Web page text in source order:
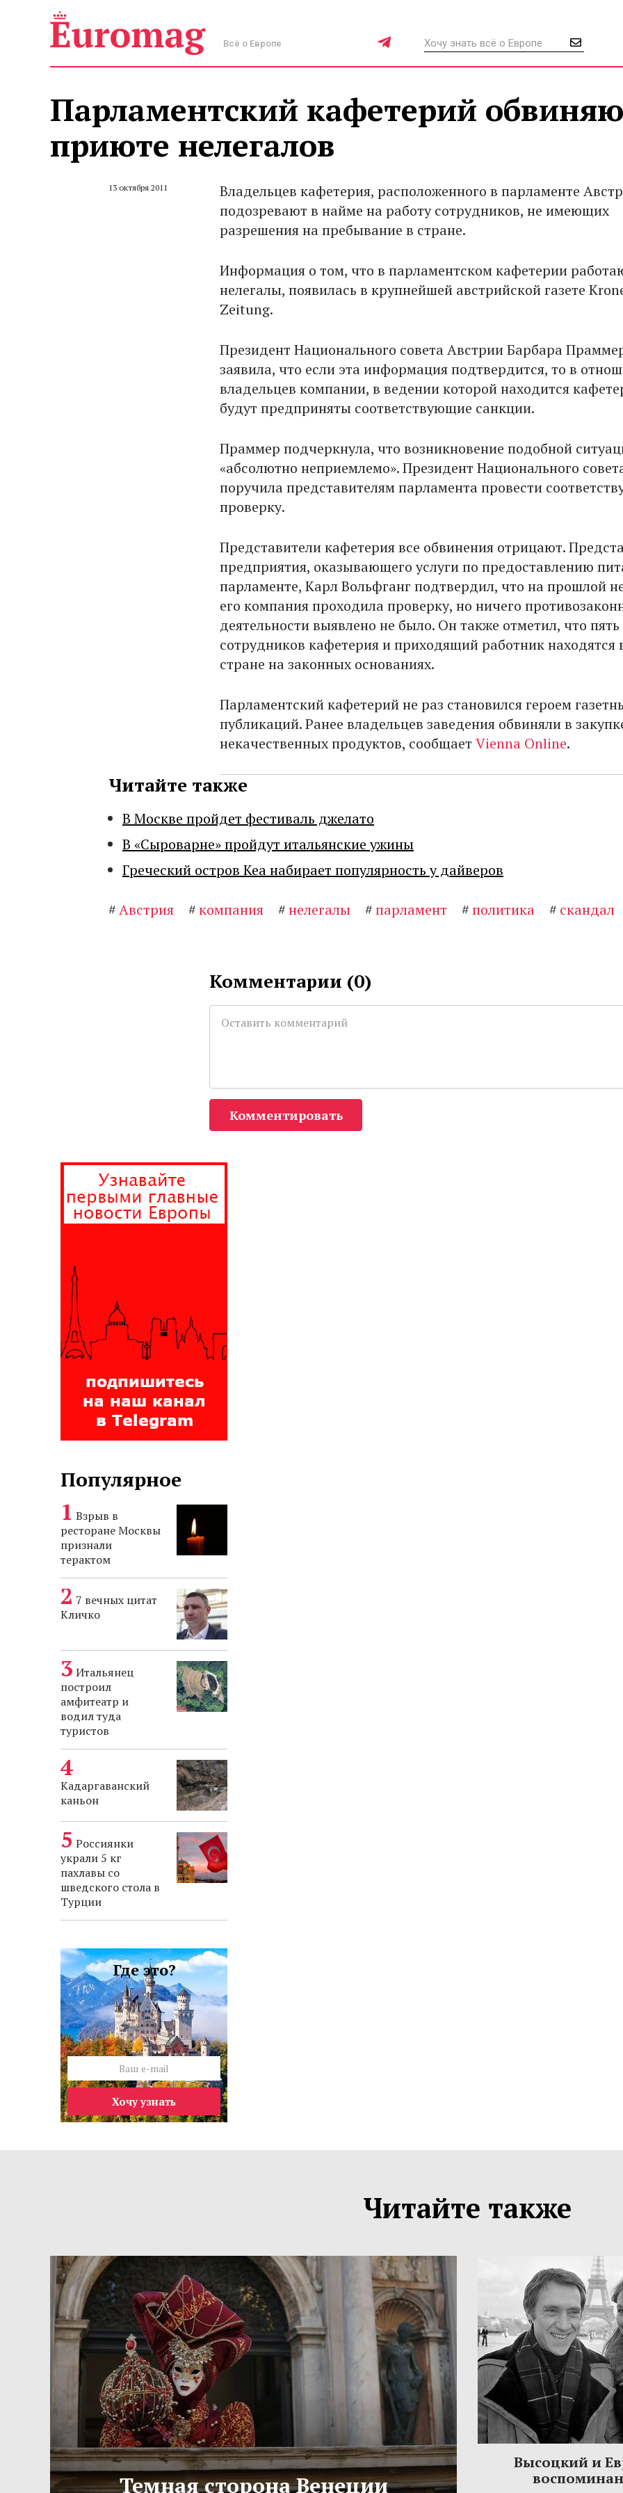
Всё о Европе
Парламентский кафетерий
приюте нелегалов
13 октября 2011
Владельцев кафетерия, расположенного в парламенте
подозревают в найме на работу сотрудников, не имеющих
разрешения на пребывание в стране.
Информация о том, что в парламентском кафетерии
нелегалы, появилась в крупнейшей австрийской газете
Zeitung.
Президент Национального совета Австрии Барбара
заявила, что если эта информация подтвердится, то в
владельцев компании, в ведении которой находится
будут предприняты соответствующие санкции.
Праммер подчеркнула, что возникновение подобной
«абсолютно неприемлемо». Президент Национального
поручила представителям парламента провести
проверку.
Представители кафетерия все обвинения отрицают.
предприятия, оказывающего услуги по предоставлению
парламенте, Карл Вольфганг подтвердил, что на прошлой
его компания проходила проверку, но ничего
деятельности выявлено не было. Он также отметил, что пять
сотрудников кафетерия и приходящий работник находятся
стране на законных основаниях.
Парламентский кафетерий не раз становился героем
публикаций. Ранее владельцев заведения обвиняли в
некачественных продуктов, сообщает Vienna Online.
Читайте также
В Москве пройдет фестиваль джелато
В «Сыроварне» пройдут итальянские ужины
Греческий остров Кеа набирает популярность у дайверов
#Австрия #компания #нелегалы #парламент #политика # скандал
Комментарии (0)
Комментировать
Популярное
Взрыв в
ресторане Москвы
признали
терактом
7 вечных цитат
Кличко
Итальянец
построил
амфитеатр и
водил туда
туристов
Кадаргаванский
каньон
Россиянки
украли 5 кг
пахлавы со
шведского стола в
Турции
Где это?
Хочу узнать
Читайте также
Темная сторона Венеции
Высоцкий и